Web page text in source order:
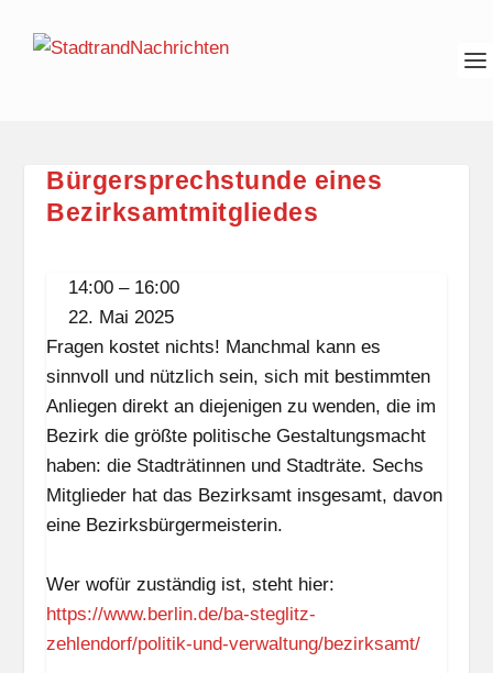
Bürgersprechstunde eines
Bezirksamtmitgliedes
Bürgersprechstunde
eines
Bezirksamtmitgliedes
14:00 – 16:00
22. Mai 2025
Fragen kostet nichts! Manchmal kann es
sinnvoll und nützlich sein, sich mit bestimmten
Anliegen direkt an diejenigen zu wenden, die im
Bezirk die größte politische Gestaltungsmacht
haben: die Stadträtinnen und Stadträte. Sechs
Mitglieder hat das Bezirksamt insgesamt, davon
eine Bezirksbürgermeisterin.
Wer wofür zuständig ist, steht hier:
https://www.berlin.de/ba-steglitz-
zehlendorf/politik-und-verwaltung/bezirksamt/